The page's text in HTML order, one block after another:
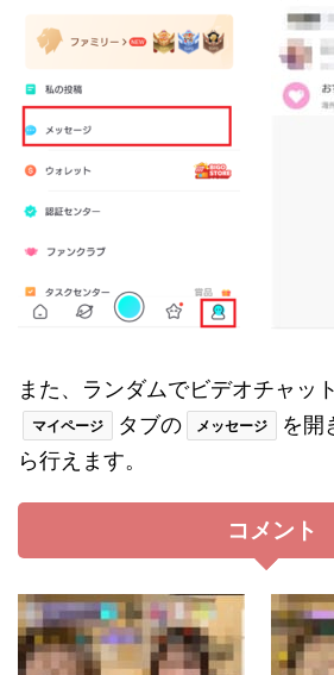
また、ランダムでビデオチャッ
マイページ タブの メッセージ を開
ら行えます。
コメント